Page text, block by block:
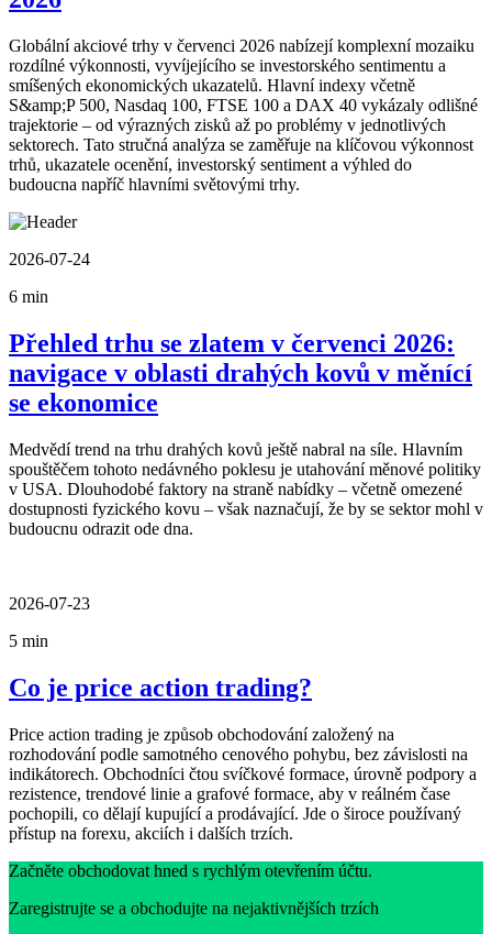
Globální akciové trhy v červenci 2026 nabízejí komplexní mozaiku
rozdílné výkonnosti, vyvíjejícího se investorského sentimentu a
smíšených ekonomických ukazatelů. Hlavní indexy včetně
S&amp;P 500, Nasdaq 100, FTSE 100 a DAX 40 vykázaly odlišné
trajektorie – od výrazných zisků až po problémy v jednotlivých
sektorech. Tato stručná analýza se zaměřuje na klíčovou výkonnost
trhů, ukazatele ocenění, investorský sentiment a výhled do
budoucna napříč hlavními světovými trhy.
2026-07-24
6 min
Přehled trhu se zlatem v červenci 2026:
navigace v oblasti drahých kovů v měnící
se ekonomice
Medvědí trend na trhu drahých kovů ještě nabral na síle. Hlavním
spouštěčem tohoto nedávného poklesu je utahování měnové politiky
v USA. Dlouhodobé faktory na straně nabídky – včetně omezené
dostupnosti fyzického kovu – však naznačují, že by se sektor mohl v
budoucnu odrazit ode dna.
2026-07-23
5 min
Co je price action trading?
Price action trading je způsob obchodování založený na
rozhodování podle samotného cenového pohybu, bez závislosti na
indikátorech. Obchodníci čtou svíčkové formace, úrovně podpory a
rezistence, trendové linie a grafové formace, aby v reálném čase
pochopili, co dělají kupující a prodávající. Jde o široce používaný
přístup na forexu, akciích i dalších trzích.
Začněte obchodovat hned s rychlým otevřením účtu.
Zaregistrujte se a obchodujte na nejaktivnějších trzích